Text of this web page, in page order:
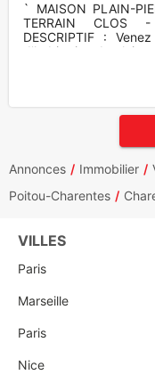
` MAISON PLAIN-
TERRAIN CLOS -
DESCRIPTIF :
d'habitation de plain-
Annonces Immobilier
Poitou-Charentes
VILLES
Paris
Marseille
Paris
Nice